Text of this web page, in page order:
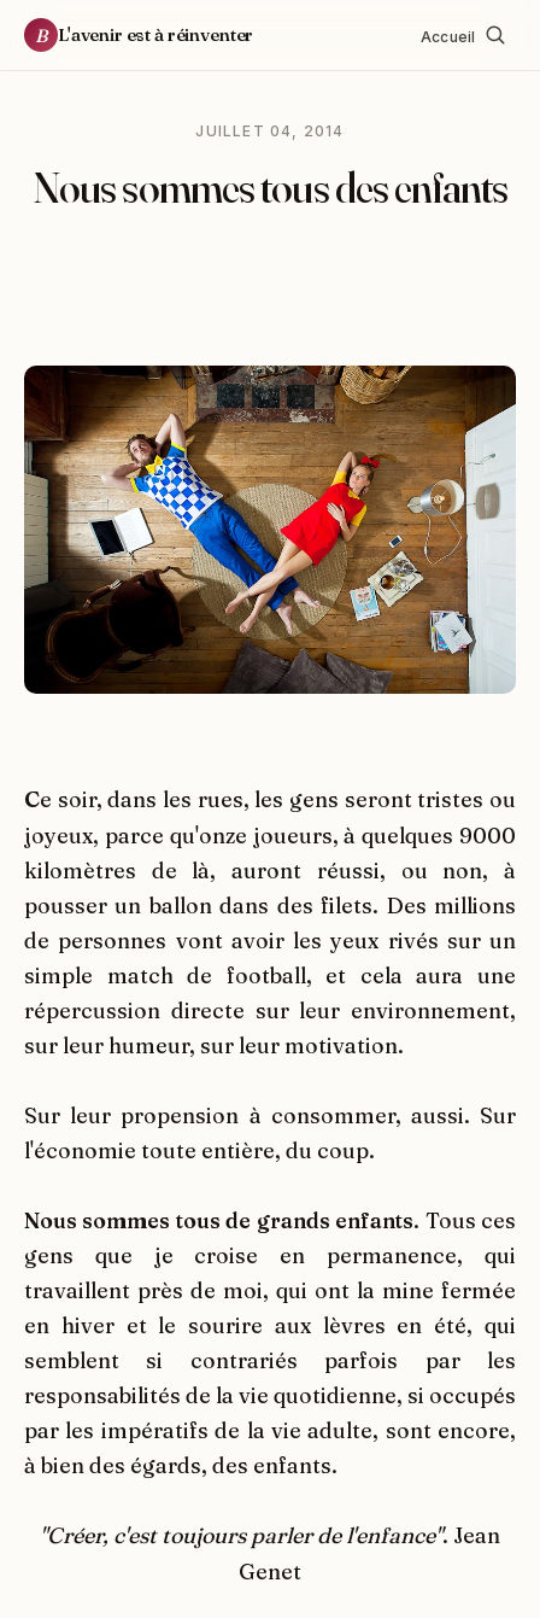
B L'avenir est à réinventer Accueil
JUILLET 04, 2014
Nous sommes tous des enfants
Ce soir, dans les rues, les gens seront tristes ou
joyeux, parce qu'onze joueurs, à quelques 9000
kilomètres de là, auront réussi, ou non, à
pousser un ballon dans des filets. Des millions
de personnes vont avoir les yeux rivés sur un
simple match de football, et cela aura une
répercussion directe sur leur environnement,
sur leur humeur, sur leur motivation.
Sur leur propension à consommer, aussi. Sur
l'économie toute entière, du coup.
Nous sommes tous de grands enfants. Tous ces
gens que je croise en permanence, qui
travaillent près de moi, qui ont la mine fermée
en hiver et le sourire aux lèvres en été, qui
semblent si contrariés parfois par les
responsabilités de la vie quotidienne, si occupés
par les impératifs de la vie adulte, sont encore,
à bien des égards, des enfants.
"Créer, c'est toujours parler de l'enfance". Jean
Genet